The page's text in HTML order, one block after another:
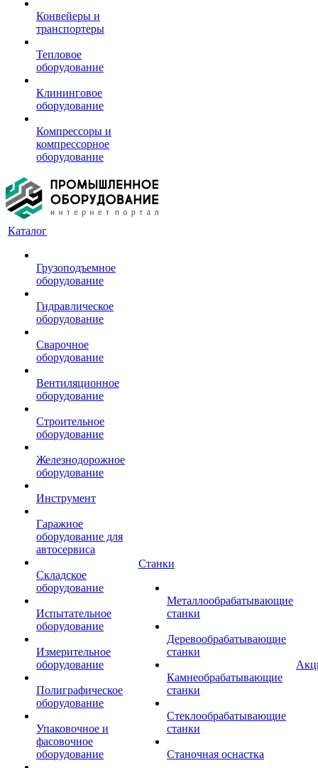
Конвейеры и
транспортеры
Тепловое
оборудование
Клининговое
оборудование
Компрессоры и
компрессорное
оборудование
Каталог
Грузоподъемное
оборудование
Гидравлическое
оборудование
Сварочное
оборудование
Вентиляционное
оборудование
Строительное
оборудование
Железнодорожное
оборудование
Инструмент
Гаражное
оборудование для
автосервиса
Складское
оборудование
Испытательное
оборудование
Измерительное
оборудование
Полиграфическое
оборудование
Упаковочное и
фасовочное
оборудование
Станки
Металлообрабатывающие
станки
Деревообрабатывающие
станки
Камнеобрабатывающие
станки
Стеклообрабатывающие
станки
Станочная оснастка